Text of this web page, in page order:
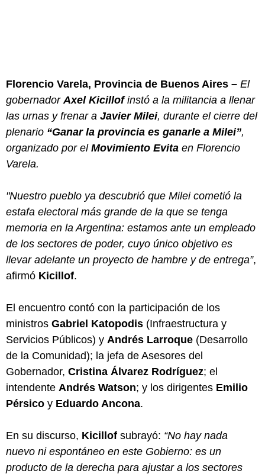
Florencio Varela, Provincia de Buenos Aires – El
gobernador Axel Kicillofinstó a la militancia a llenar
las urnas y frenar a Javier Milei, durante el cierre del
plenario “Ganar la provincia es ganarle a Milei”,
organizado por el Movimiento Evita en Florencio
Varela.
"Nuestro pueblo ya descubrió que Milei cometió la
estafa electoral más grande de la que se tenga
memoria en la Argentina: estamos ante un empleado
de los sectores de poder, cuyo único objetivo es
llevar adelante un proyecto de hambre y de entrega”,
afirmó Kicillof.
El encuentro contó con la participación de los
ministros Gabriel Katopodis (Infraestructura y
Servicios Públicos) y Andrés Larroque (Desarrollo
de la Comunidad); la jefa de Asesores del
Gobernador, Cristina Álvarez Rodríguez; el
intendente Andrés Watson; y los dirigentes Emilio
Pérsico y Eduardo Ancona.
En su discurso, Kicillof subrayó: “No hay nada
nuevo ni espontáneo en este Gobierno: es un
producto de la derecha para ajustar a los sectores